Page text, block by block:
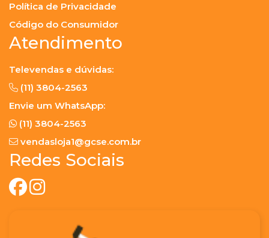
Política de Privacidade
Código do Consumidor
Atendimento
Televendas e dúvidas:
(11) 3804-2563
Envie um WhatsApp:
(11) 3804-2563
vendasloja1@gcse.com.br
Redes Sociais